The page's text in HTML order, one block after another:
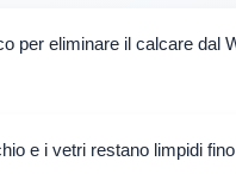
per eliminare il calcare dal
e i vetri restano limpidi